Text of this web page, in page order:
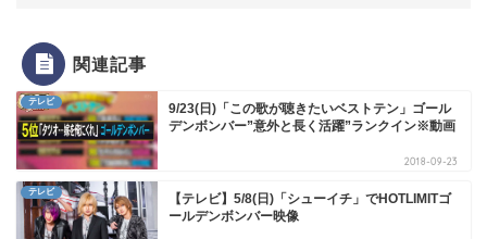
関連記事
テレビ
9/23(日)「この歌が聴きたいベストテン」ゴール
デンボンバー”意外と長く活躍”ランクイン※動画
2018-09-23
テレビ
【テレビ】5/8(日)「シューイチ」でHOTLIMITゴ
ールデンボンバー映像